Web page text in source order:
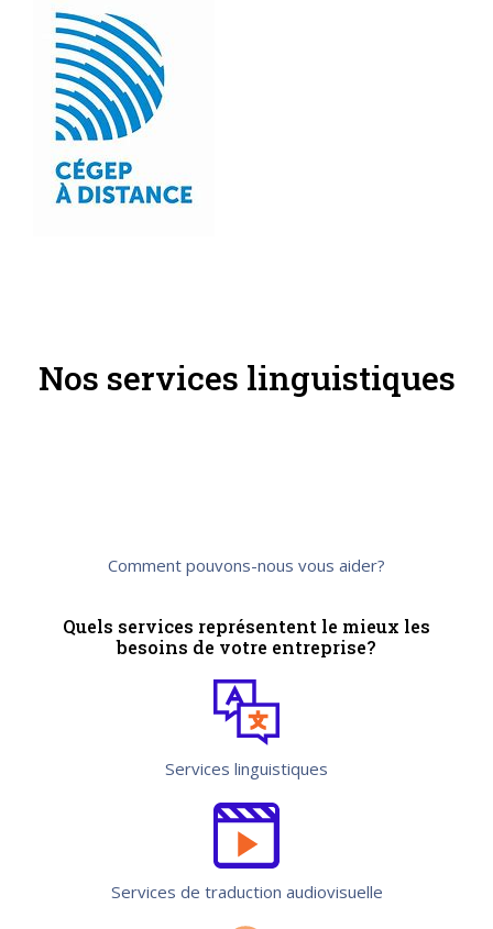
Nos services linguistiques
Comment pouvons-nous vous aider?
Quels services représentent le mieux les
besoins de votre entreprise?
Services linguistiques
Services de traduction audiovisuelle